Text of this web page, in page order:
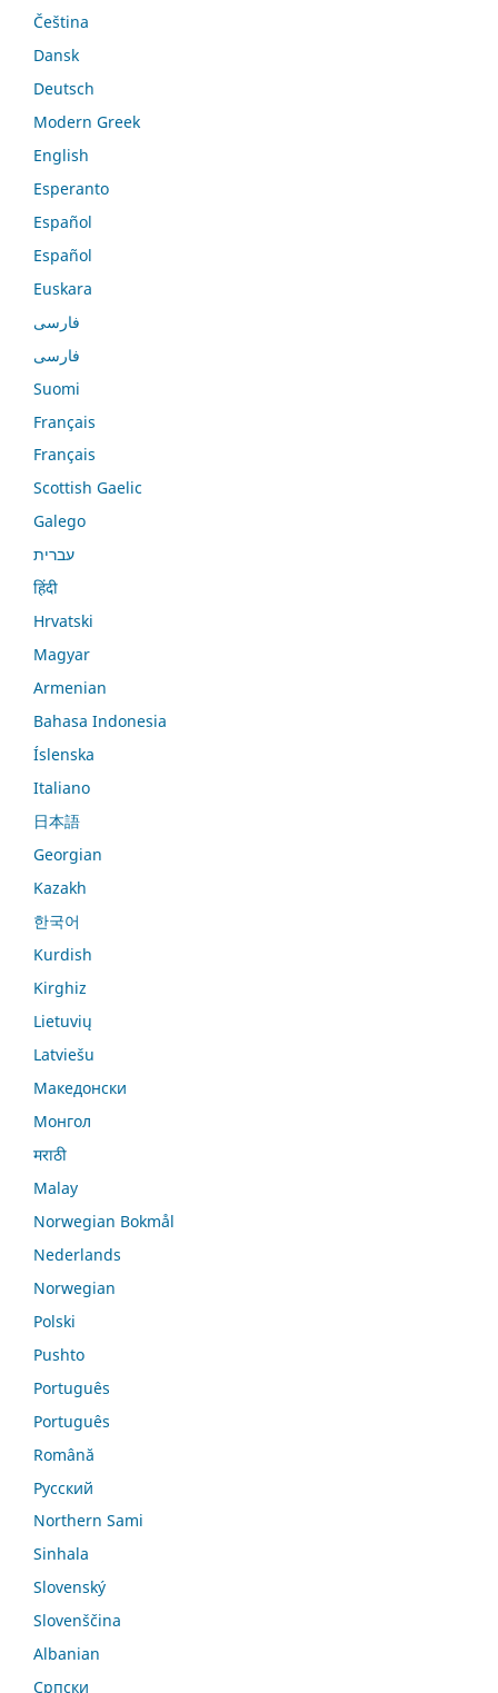
Čeština
Dansk
Deutsch
Modern Greek
English
Esperanto
Español
Español
Euskara
فارسی
فارسی
Suomi
Français
Français
Scottish Gaelic
Galego
עברית
हिंदी
Hrvatski
Magyar
Armenian
Bahasa Indonesia
Íslenska
Italiano
日本語
Georgian
Kazakh
한국어
Kurdish
Kirghiz
Lietuvių
Latviešu
Македонски
Монгол
मराठी
Malay
Norwegian Bokmål
Nederlands
Norwegian
Polski
Pushto
Português
Português
Română
Русский
Northern Sami
Sinhala
Slovenský
Slovenščina
Albanian
Српски